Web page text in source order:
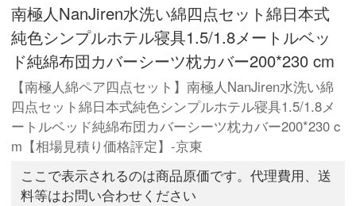
南極人NanJiren水洗い綿四点セット綿日本式
純色シンプルホテル寝具1.5/1.8メートルベッ
ド純綿布団カバーシーツ枕カバー200*230 cm
【南極人綿ペア四点セット】南極人NanJiren水洗い綿
四点セット綿日本式純色シンプルホテル寝具1.5/1.8メ
ートルベッド純綿布団カバーシーツ枕カバー200*230 c
m【相場見積り価格評定】-京東
ここで表示されるのは商品原価です。代理費用、送
料等はお問い合わせください